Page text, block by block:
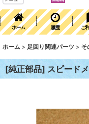
ホーム 履歴 ご
ホーム > 足回り関連パーツ > そ
[純正部品] スピード